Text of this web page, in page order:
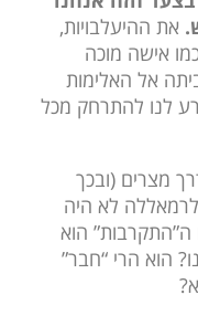
את ההיעלבויות,
אישה מוכה
אל האלימות
לנו להתרחק מכל
מצרים (ובכך
לא היה
הוא
הוא הרי “חבר”